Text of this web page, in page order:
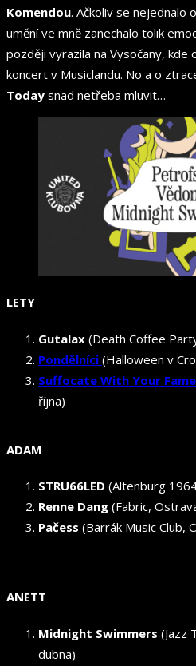
Komendou. Ačkoliv se nejednalo
umění ve mně zanechalo tolik
později vyrazila na Vysočany, kde
koncert v Musiclandu. No a o
Today snad netřeba mluvit…
LETY
Gutalax (Death Coffee
Pondělníci (Halloween v
Suffocate With Your Fame
října)
ADAM
STRU66LED (Altenburg
Renne Dang (Fabric,
Pačess (Barrák Music Club,
ANETT
Midnight Swimmers (Jazz
dubna)